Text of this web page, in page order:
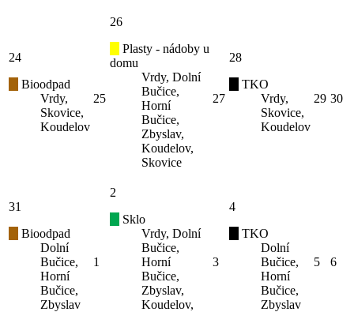
24
Bioodpad
Vrdy,
Skovice,
Koudelov
25
26
Plasty - nádoby u
domu
Vrdy, Dolní
Bučice,
Horní
Bučice,
Zbyslav,
Koudelov,
Skovice
27
28
TKO
Vrdy,
Skovice,
Koudelov
29 30
31
Bioodpad
Dolní
Bučice,
Horní
Bučice,
Zbyslav
1
2
Sklo
Vrdy, Dolní
Bučice,
Horní
Bučice,
Zbyslav,
Koudelov,
3
4
TKO
Dolní
Bučice,
Horní
Bučice,
Zbyslav
5 6